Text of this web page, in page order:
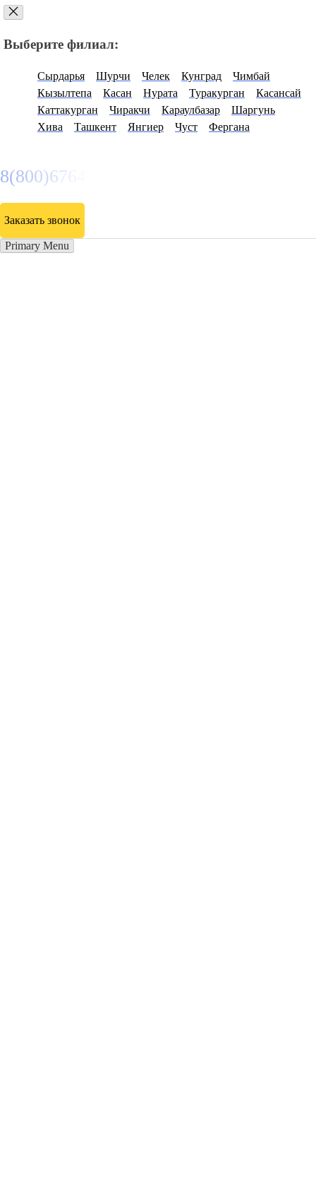
Выберите филиал:
Сырдарья Шурчи Челек Кунград
Чимбай
Кызылтепа
Касан Нурата Туракурган
Касансай
Каттакурган
Чиракчи Караулбазар
Шаргунь
Хива
Ташкент Янгиер Чуст Фергана
8(800)6764935
Заказать звонок
Primary Menu